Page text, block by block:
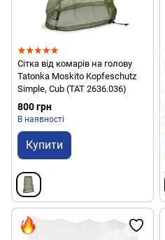
Сітка від комарів на голову
Tatonka Moskito Kopfeschutz
Simple, Cub (TAT 2636.036)
800 грн
В наявності
Купити